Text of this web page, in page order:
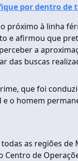
por dentro de
próximo à linha
e afirmou que
a
das buscas
que foi
o homem
as regiões
de